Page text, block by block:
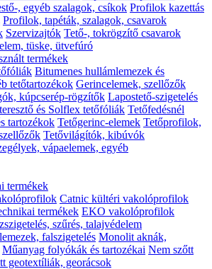
, egyéb szalagok, csíkok Profilok kazettás
Profilok, tapéták, szalagok, csavarok
Szervizajtók Tető-, tokrögzítő csavarok
tüske, ütvefúró
termékek
Bitumenes hullámlemezek és
tetőtartozékok Gerincelemek, szellőzők
kúpcserép-rögzítők Lapostető-szigetelés
és Solflex tetőfóliák Tetőfedésnél
tartozékok Tetőgerinc-elemek Tetőprofilok,
Tetővilágítók, kibúvók
vápaelemek, egyéb
termékek
Catnic kültéri vakolóprofilok
termékek EKO vakolóprofilok
szűrés, talajvédelem
falszigetelés Monolit aknák,
Műanyag folyókák és tartozékai Nem szőtt
geotextíliák, georácsok